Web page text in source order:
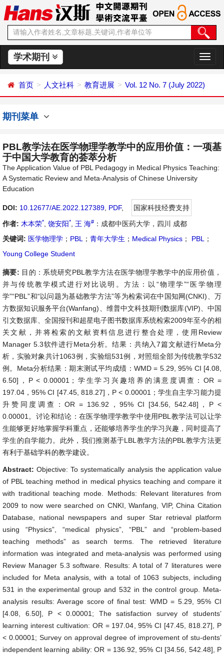
学术期刊
切
换
首页 人文社科 教育进展 Vol. 12 No. 7 (July 2022)
期刊菜单
PBL教学法在医学物理学教学中的应用价值：一项基
于中国大学教育的荟萃分析
The Application Value of PBL Pedagogy in Medical Physics Teaching:
A Systematic Review and Meta-Analysis of Chinese University
Education
DOI: 10.12677/AE.2022.127389 PDF,
国家科技经费支持
作者: 木本荣* 饶安阳* 王 海# ：成都中医药大学，四川 成都
关键词: 医学物理学 ； PBL ； 青年大学生 ； Medical Physics ； PBL
；
Young College Student
摘要: 目的：系统研究PBL教学方法在医学物理学教学中的应用价值，
并与传统教学模式进行对比说明。方法：以“物理学”“医学物理
学”“PBL”和“以问题为基础教学方法”等为检索词在中国知网(CNKI)、万
方数据知识服务平台(Wanfang)、维普中文科技期刊数据库(VIP)、中国
引文数据库、全国报刊和超星电子图书数据库系统检索2009年至今的相
关文献，并将检索的文献资料信息进行整合处理，使用Review
Manager 5.3软件进行Meta分析。结果：共纳入7篇文献进行Meta分
析，实验对象共计1063例，实验组531例，对照组全部为传统教学532
例。Meta分析结果：期末测试平均成绩：WMD = 5.29, 95% CI [4.08,
6.50]，P < 0.00001；学生学习兴趣培养的满意度调查：OR =
197.04，95% CI [47.45, 818.27]，P < 0.00001；学生自主学习能力提
升赞同度调查：OR = 136.92，95% CI [34.56, 542.48]，P <
0.00001。讨论和结论：在医学物理学教学中使用PBL教学法可以让学
生能够更好地掌握学科重点，还能够培养学生的学习兴趣，同时提高了
学生的自学能力。此外，我们推测基于LBL教学方法的PBL教学方法更
有利于基础学科的教学建设。
Abstract:Objective: To systematically analysis the application value
of PBL teaching method in medical physics teaching and compare it
with traditional teaching mode. Methods: Relevant literatures from
2009 to now were searched on CNKI, Wanfang, VIP, China Citation
Database, national newspapers and super Star retrieval platform
using “Physics”, “medical physics”, “PBL” and “problem-based
teaching methods” as search terms. The retrieved literature
information was integrated and meta-analysis was performed using
Review Manager 5.3 software. Results: A total of 7 literatures were
included for Meta analysis, with a total of 1063 subjects, including
531 in the experimental group and 532 in the control group. Meta-
analysis results: Average score of final test: WMD = 5.29, 95% CI
[4.08, 6.50], P < 0.00001; The satisfaction survey of students’
learning interest cultivation: OR = 197.04, 95% CI [47.45, 818.27], P
< 0.00001; Survey on approval degree of improvement of stu-dents’
independent learning ability: OR = 136.92, 95% CI [34.56, 542.48], P